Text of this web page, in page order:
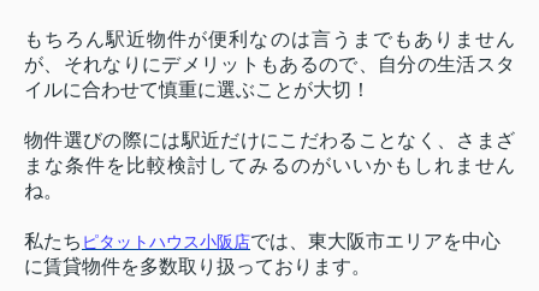
もちろん駅近物件が便利なのは言うまでもありません
が、それなりにデメリットもあるので、自分の生活スタ
イルに合わせて慎重に選ぶことが大切！
物件選びの際には駅近だけにこだわることなく、さまざ
まな条件を比較検討してみるのがいいかもしれません
ね。
私たち ピタットハウス小阪店では、東大阪市エリアを中心
に賃貸物件を多数取り扱っております。